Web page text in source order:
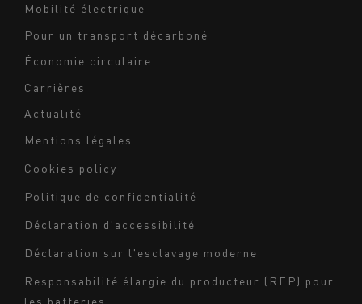
Mobilité électrique
Pour un transport décarboné
Économie circulaire
Carrières
Actualité
bas
de
page
-
Mentions légales
Cookies policy
Politique de confidentialité
Déclaration d'accessibilité
Déclaration sur l'esclavage moderne
Responsabilité élargie du producteur (REP) pour
les batteries